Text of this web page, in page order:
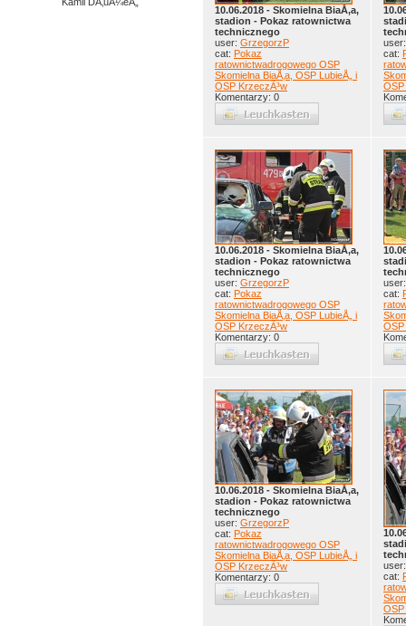
10.06.2018 - Skomielna BiaÅ‚a,
stadion - Pokaz ratownictwa
technicznego
user: GrzegorzP
cat: Pokaz
ratownictwadrogowego OSP
Skomielna BiaÅ‚a, OSP LubieÅ„ i
OSP KrzeczÃ³w
Komentarzy: 0
cat:
OSP
10.06.2018 - Skomielna BiaÅ‚a,
stadion - Pokaz ratownictwa
technicznego
user: GrzegorzP
cat: Pokaz
ratownictwadrogowego OSP
Skomielna BiaÅ‚a, OSP LubieÅ„ i
OSP KrzeczÃ³w
Komentarzy: 0
cat:
OSP
10.06.2018 - Skomielna BiaÅ‚a,
stadion - Pokaz ratownictwa
technicznego
user: GrzegorzP
cat: Pokaz
ratownictwadrogowego OSP
Skomielna BiaÅ‚a, OSP LubieÅ„ i
OSP KrzeczÃ³w
Komentarzy: 0
cat:
OSP